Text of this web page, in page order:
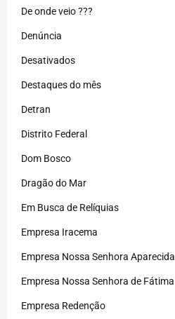
De onde veio ???
Denúncia
Desativados
Destaques do mês
Detran
Distrito Federal
Dom Bosco
Dragão do Mar
Em Busca de Relíquias
Empresa Iracema
Empresa Nossa Senhora Aparecida
Empresa Nossa Senhora de Fátima
Empresa Redenção